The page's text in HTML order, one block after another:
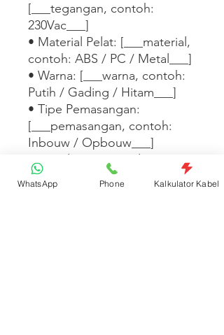
[___tegangan, contoh:
230Vac___]
• Material Pelat: [___material,
contoh: ABS / PC / Metal___]
• Warna: [___warna, contoh:
Putih / Gading / Hitam___]
• Tipe Pemasangan:
[___pemasangan, contoh:
Inbouw / Opbouw___]
• Standar: [___standar,
contoh: SNI / IEC 60669___]
Tersedia dalam
WhatsApp Phone Kalkulator Kabel